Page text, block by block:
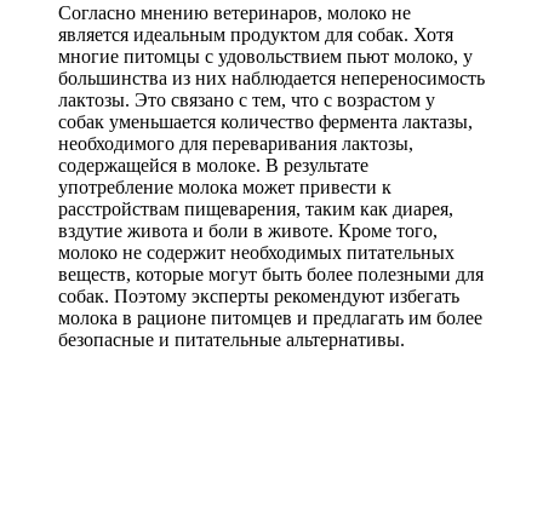
Согласно мнению ветеринаров, молоко не
является идеальным продуктом для собак. Хотя
многие питомцы с удовольствием пьют молоко, у
большинства из них наблюдается непереносимость
лактозы. Это связано с тем, что с возрастом у
собак уменьшается количество фермента лактазы,
необходимого для переваривания лактозы,
содержащейся в молоке. В результате
употребление молока может привести к
расстройствам пищеварения, таким как диарея,
вздутие живота и боли в животе. Кроме того,
молоко не содержит необходимых питательных
веществ, которые могут быть более полезными для
собак. Поэтому эксперты рекомендуют избегать
молока в рационе питомцев и предлагать им более
безопасные и питательные альтернативы.